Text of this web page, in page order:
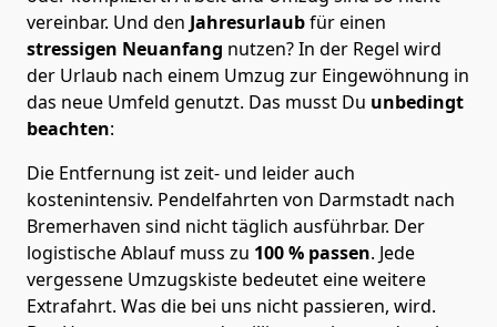
vereinbar. Und den Jahresurlaubfür einen
stressigen Neuanfang nutzen? In der Regel wird
der Urlaub nach einem Umzug zur Eingewöhnung in
das neue Umfeld genutzt. Das musst Du unbedingt
beachten:
Die Entfernung ist zeit- und leider auch
kostenintensiv. Pendelfahrten von Darmstadt nach
Bremer­haven sind nicht täglich ausführbar. Der
logistische Ablauf muss zu 100 % passen. Jede
vergessene Umzugskiste bedeutet eine weitere
Extrafahrt. Was die bei uns nicht passieren, wird.